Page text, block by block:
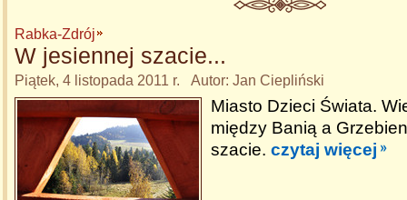
Rabka-Zdrój
W jesiennej szacie...
Piątek, 4 listopada 2011 r. Autor: Jan Ciepliński
Miasto Dzieci Świata.
między Banią a
szacie. czytaj więcej